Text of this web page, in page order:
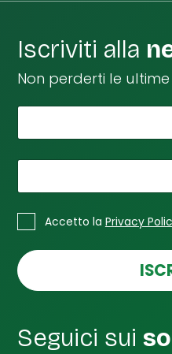
Iscriviti alla
Non perderti le
i
t
o
C
a
e
l
i
* Accetto la Privacy
Seguici sui